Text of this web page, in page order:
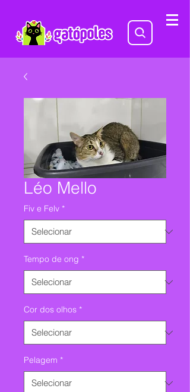
Léo Mello
Fiv e Felv *
Tempo de ong *
Cor dos olhos *
Pelagem *